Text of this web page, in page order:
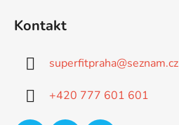
Kontakt
superfitpraha@seznam.cz
+420 777 601 601